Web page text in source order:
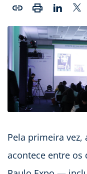
Pela primeira
acontece entre os